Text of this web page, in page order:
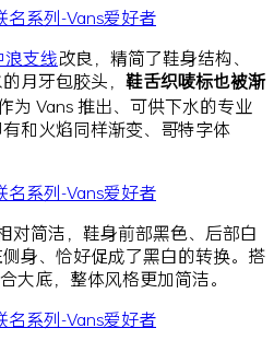
浪支线改良，精简了鞋身结构、
月牙包胶头， 鞋舌织唛标也被渐
为 Vans 推出、可供下水的专业
和火焰同样渐变、哥特字体
对简洁，鞋身前部黑色、后部白
身、恰好促成了黑白的转换。搭
大底，整体风格更加简洁。